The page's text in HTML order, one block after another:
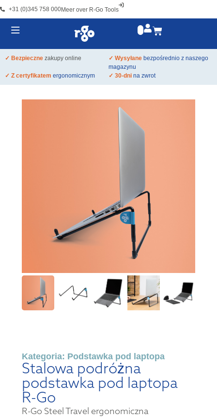
+31 (0)345 758 000Meer over R-Go Tools
✓ Bezpieczne zakupy online ✓ Wysyłane bezpośrednio z naszego
magazynu
✓ Z certyfikatem ergonomicznym ✓ 30-dni na zwrot
Kategoria: Podstawka pod laptopa
Stalowa podróżna
podstawka pod laptopa
R-Go
R-Go Steel Travel ergonomiczna